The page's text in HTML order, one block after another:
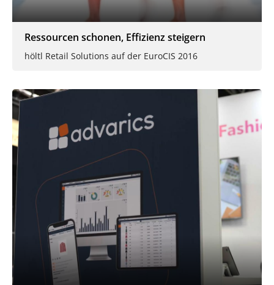
Ressourcen schonen, Effizienz steigern
höltl Retail Solutions auf der EuroCIS 2016